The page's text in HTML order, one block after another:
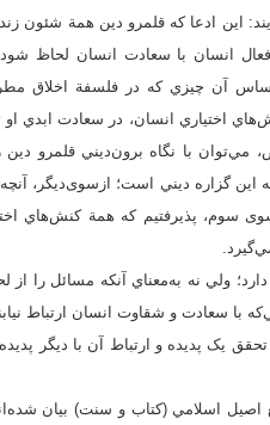
اين ادعا که قلمرو دين همة
انسان با سعادت انسان لحاظ
براساس آن چيزي که در فلسفة اخلاق
با نگاه برون‌ديني قلمرو دين
اين گزاره ديني است؛ ازسوی‌دیگر،
سوم، پذيرفتيم که همة کنش‌هاي
ولي نه به‌معناي آنکه مسائل را
تاجايي‌که با سعادت و شقاوت انسان ارتباط
تحقق يک پديده و ارتباط آن با ديگر
اصيل اسلامي (کتاب و سنت) بيان